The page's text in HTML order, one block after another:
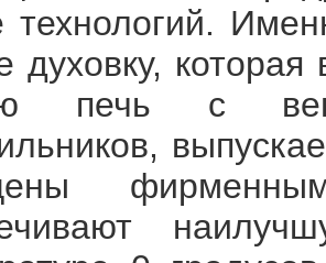
технологий.
духовку, которая
печь с